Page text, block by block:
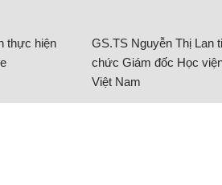
thực hiện
GS.TS Nguyễn Thị Lan
chức Giám đốc Học
Việt Nam